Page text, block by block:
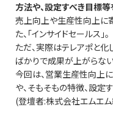
方法や、設定すべき目標等
売上向上や生産性向上に寄
た、「インサイドセールス」。
ただ、実際はテレアポと化
ばかりで成果が上がらな
今回は、営業生産性向上
や、そもそもの特徴、設定
(登壇者:株式会社エムエ